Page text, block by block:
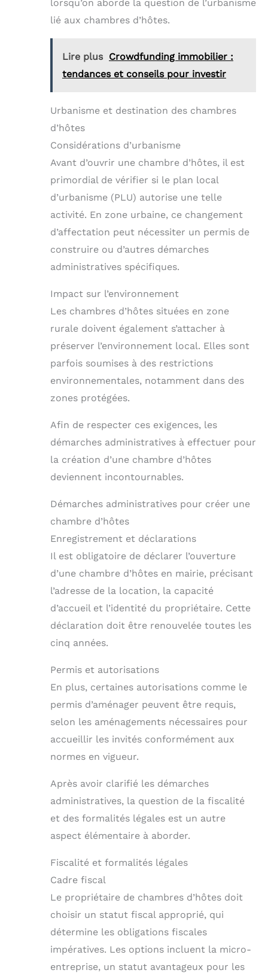
lorsqu’on aborde la question de l’urbanisme
lié aux chambres d’hôtes.
Lire plus Crowdfunding immobilier :
tendances et conseils pour investir
Urbanisme et destination des chambres
d’hôtes
Considérations d’urbanisme
Avant d’ouvrir une chambre d’hôtes, il est
primordial de vérifier si le plan local
d’urbanisme (PLU) autorise une telle
activité. En zone urbaine, ce changement
d’affectation peut nécessiter un permis de
construire ou d’autres démarches
administratives spécifiques.
Impact sur l’environnement
Les chambres d’hôtes situées en zone
rurale doivent également s’attacher à
préserver l’environnement local. Elles sont
parfois soumises à des restrictions
environnementales, notamment dans des
zones protégées.
Afin de respecter ces exigences, les
démarches administratives à effectuer pour
la création d’une chambre d’hôtes
deviennent incontournables.
Démarches administratives pour créer une
chambre d’hôtes
Enregistrement et déclarations
Il est obligatoire de déclarer l’ouverture
d’une chambre d’hôtes en mairie, précisant
l’adresse de la location, la capacité
d’accueil et l’identité du propriétaire. Cette
déclaration doit être renouvelée toutes les
cinq années.
Permis et autorisations
En plus, certaines autorisations comme le
permis d’aménager peuvent être requis,
selon les aménagements nécessaires pour
accueillir les invités conformément aux
normes en vigueur.
Après avoir clarifié les démarches
administratives, la question de la fiscalité
et des formalités légales est un autre
aspect élémentaire à aborder.
Fiscalité et formalités légales
Cadre fiscal
Le propriétaire de chambres d’hôtes doit
choisir un statut fiscal approprié, qui
détermine les obligations fiscales
impératives. Les options incluent la micro-
entreprise, un statut avantageux pour les